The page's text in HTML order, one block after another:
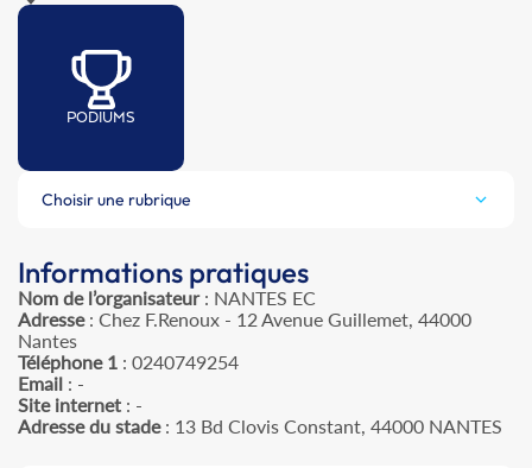
PODIUMS
Choisir une rubrique
Informations pratiques
Nom de l’organisateur: NANTES EC
Adresse: Chez F.Renoux - 12 Avenue Guillemet, 44000
Nantes
Téléphone 1 : 0240749254
Email : -
Site internet : -
Adresse du stade: 13 Bd Clovis Constant, 44000 NANTES